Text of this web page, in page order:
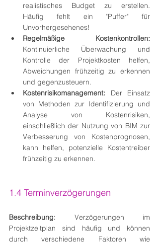
realistisches Budget zu erstellen.
Häufig fehlt ein "Puffer" für
Unvorhergesehenes!
Regelmäßige Kostenkontrollen:
Kontinuierliche Überwachung und
Kontrolle der Projektkosten helfen,
Abweichungen frühzeitig zu erkennen
und gegenzusteuern.
Kostenrisikomanagement: Der Einsatz
von Methoden zur Identifizierung und
Analyse von Kostenrisiken,
einschließlich der Nutzung von BIM zur
Verbesserung von Kostenprognosen,
kann helfen, potenzielle Kostentreiber
frühzeitig zu erkennen.
1.4 Terminverzögerungen
Beschreibung: Verzögerungen im
Projektzeitplan sind häufig und können
durch verschiedene Faktoren wie